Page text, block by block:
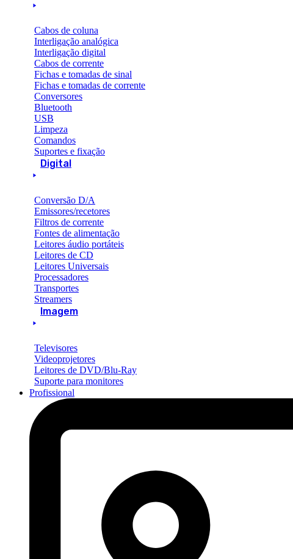
Cabos de coluna
Interligação analógica
Interligação digital
Cabos de corrente
Fichas e tomadas de sinal
Fichas e tomadas de corrente
Conversores
Bluetooth
USB
Limpeza
Comandos
Suportes e fixação
Digital
Conversão D/A
Emissores/recetores
Filtros de corrente
Fontes de alimentação
Leitores áudio portáteis
Leitores de CD
Leitores Universais
Processadores
Transportes
Streamers
Imagem
Televisores
Videoprojetores
Leitores de DVD/Blu-Ray
Suporte para monitores
Profissional